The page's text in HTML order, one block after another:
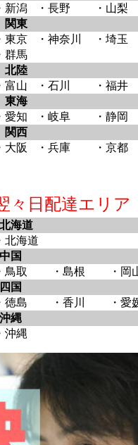
新潟
・長野
・山梨
関東
東京
・神奈川 ・埼玉
群馬
北陸
富山
・石川
・福井
東海
愛知
・岐阜 ・静岡
関西
大阪
・兵庫 ・京都
々日配達エリア
北海道
北海道
中国
鳥取
・島根 ・岡
四国
徳島
・香川 ・愛
沖縄
沖縄